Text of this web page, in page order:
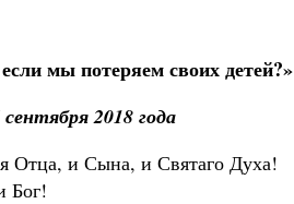
мы потеряем своих детей?»
2018 года
Отца, и Сына, и Святаго Духа!
Бог!